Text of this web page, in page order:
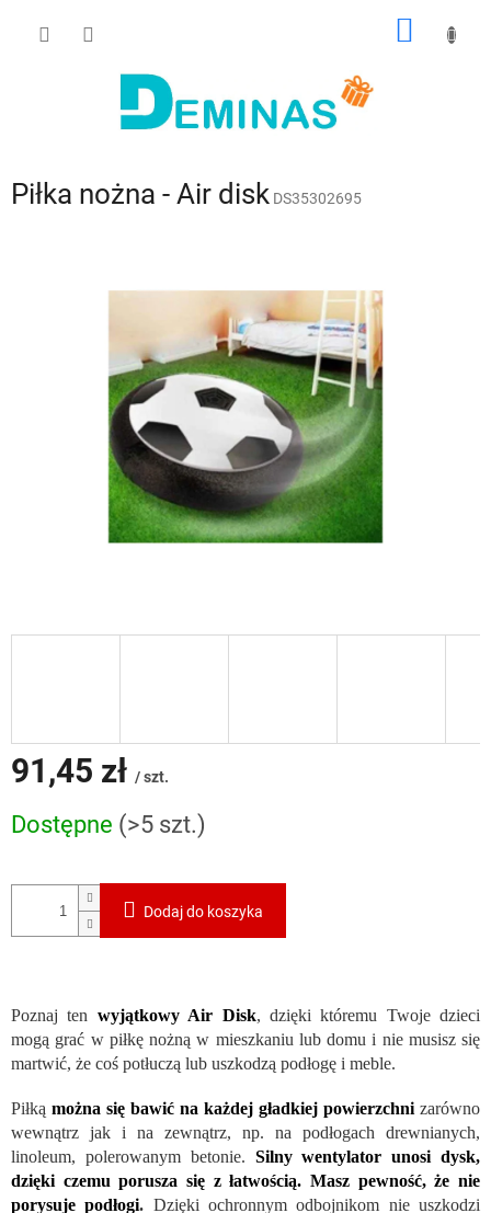
Piłka nożna - Air disk DS35302695
91,45 zł / szt.
jednostkowa:
Dostępne (>5 szt.)
Dodaj do koszyka
Poznaj ten wyjątkowy Air Disk, dzięki któremu Twoje dzieci
mogą grać w piłkę nożną w mieszkaniu lub domu i nie musisz się
martwić, że coś potłuczą lub uszkodzą podłogę i meble.
Piłką można się bawić na każdej gładkiej powierzchni zarówno
wewnątrz jak i na zewnątrz, np. na podłogach drewnianych,
linoleum, polerowanym betonie. Silny wentylator unosi dysk,
dzięki czemu porusza się z łatwością. Masz pewność, że nie
porysuje podłogi. Dzięki ochronnym odbojnikom nie uszkodzi